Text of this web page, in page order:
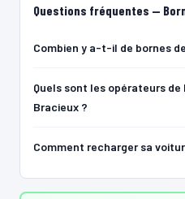
Réservable
🧭 S'y rendre
Questions fréquentes —
Combien y a-t-il de bornes
Quels sont les opérateurs
Bracieux ?
Comment recharger sa